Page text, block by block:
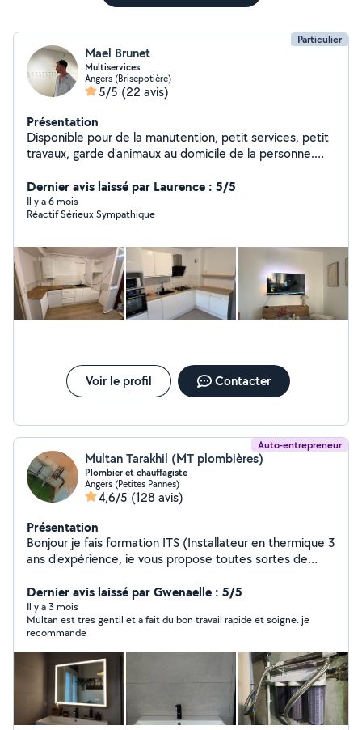
Particulier
Mael Brunet
Multiservices
Angers (Brisepotière)
5/5 (22 avis)
Présentation
Disponible pour de la manutention, petit services, petit
travaux, garde d'animaux au domicile de la personne.
douche, meubles, installation d'électroménager, pose
de TV au mur, transport de marchandises et autres
petit travaux.
Dernier avis laissé par Laurence : 5/5
Il y a 6 mois
Réactif Sérieux Sympathique
Voir le profil Contacter
Auto-entrepreneur
Multan Tarakhil (MT plombières)
Plombier et chauffagiste
Angers (Petites Pannes)
4,6/5 (128 avis)
Présentation
Bonjour je fais formation ITS (Installateur en thermique 3
ans d'expérience, ie vous propose toutes sortes de
rénovation, dépannage, urgence ou conseils).
PLOMBIÈRE : Création et rénovation salle de bain -
Installation / Dépannage / Remplacement: - Chauffe-
Eau, groupe de sécurité - Meuble vasque - Robinetterie
- WC à poser ou Suspendu - Chasse d'eau - Douche à
l'italienne -Baignoire - Fuite Salle de bain, salle d'eau,
sanitaire, ballon d'eau chaude, dépannages Montages
de meubles Poser de tringles Fair peinture Posé de
tapisserie Cordialement
Dernier avis laissé par Gwenaelle : 5/5
Il y a 3 mois
Multan est tres gentil et a fait du bon travail rapide et soigne. je
recommande